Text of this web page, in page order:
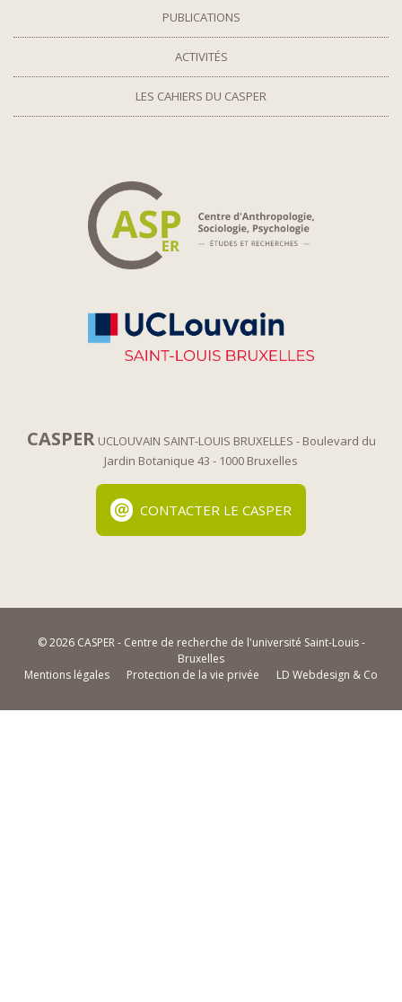
PUBLICATIONS
ACTIVITÉS
LES CAHIERS DU CASPER
CASPER UCLOUVAIN SAINT-LOUIS BRUXELLES - Boulevard du
Jardin Botanique 43 - 1000 Bruxelles
CONTACTER LE CASPER
© 2026 CASPER - Centre de recherche de l'université Saint-Louis -
Bruxelles
Mentions légales
Protection de la vie privée LD Webdesign & Co